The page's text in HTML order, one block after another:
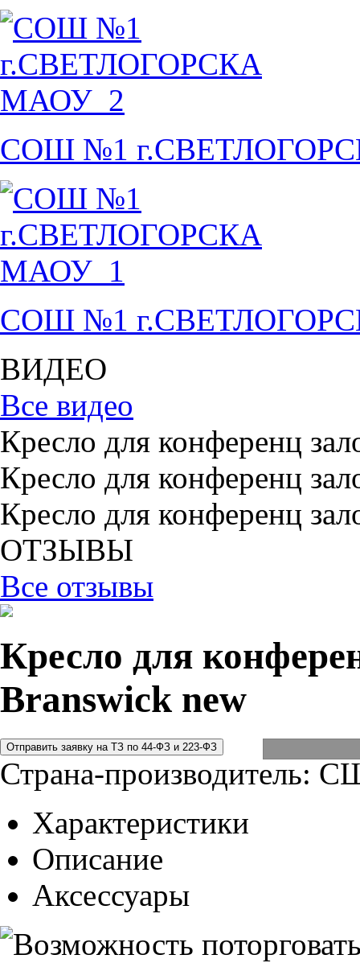
СОШ №1
СОШ №1
ВИДЕО
Все видео
Кресло для конференц
Кресло для конференц
Кресло для конференц
ОТЗЫВЫ
Все отзывы
Кресло для
Branswick new
Страна-производитель:
Характеристики
Описание
Аксессуары